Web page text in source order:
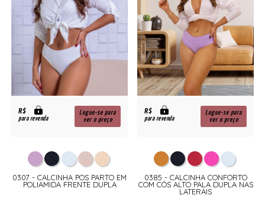
R$
para revenda
Logue-se para
ver o preço
0307 - CALCINHA POS PARTO EM
POLIAMIDA FRENTE DUPLA
R$
para revenda
Logue-se para
ver o preço
0385 - CALCINHA CONFORTO
COM CÓS ALTO PALA DUPLA NAS
LATERAIS